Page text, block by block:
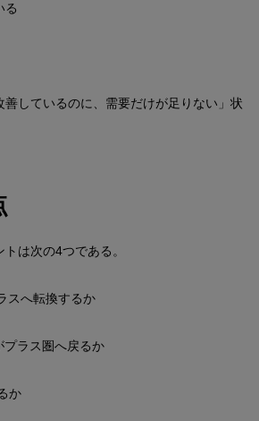
る
しているのに、需要だけが足りない」状
は次の4つである。
スへ転換するか
ラス圏へ戻るか
か